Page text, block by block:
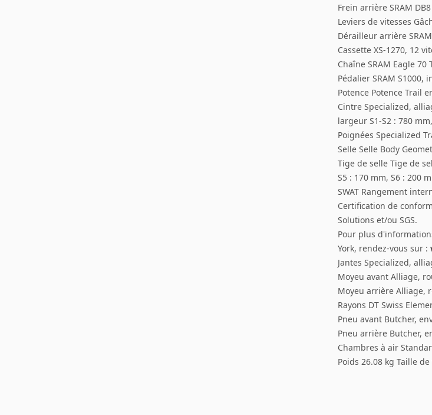
Frein arrière SRAM
Leviers de vitesses
Dérailleur arrière
Cassette XS-1270, 12
Chaîne SRAM Eagle 70
Pédalier SRAM
Potence Potence Trail
Cintre Specialized,
largeur S1-S2 : 780
Poignées Specialized
Selle Selle Body
Tige de selle Tige de
S5 : 170 mm, S6 : 200
SWAT Rangement
Certification de
Solutions et/ou SGS.
Pour plus
York, rendez-vous sur :
Jantes Specialized,
Moyeu avant Alliage,
Moyeu arrière Alliage,
Rayons DT Swiss
Pneu avant Butcher,
Pneu arrière Butcher,
Chambres à air
Poids 26.08 kg Taille de